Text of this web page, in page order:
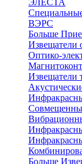
ЭЛЕСТА
ВЭРС
Больше
Извещатели
Оптико-
Извещатели
Больше